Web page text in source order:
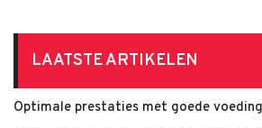
LAATSTE ARTIKELEN
Optimale prestaties met goede